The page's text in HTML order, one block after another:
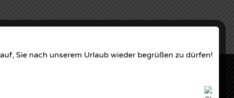
Sie nach unserem Urlaub wieder begrüßen zu dürfen!